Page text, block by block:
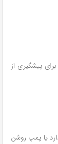
پیشگیری از
یا پمپ روشن